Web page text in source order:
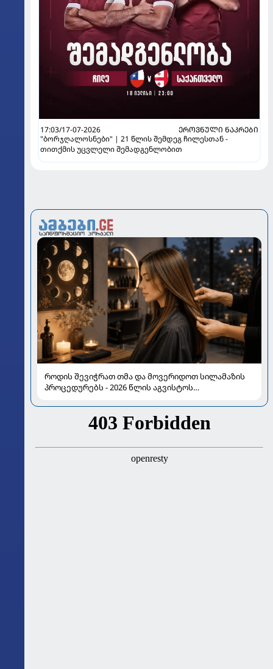
17:03/17-07-2026
ᲔᲠᲝᲕᲜᲣᲚᲘ ᲜᲐᲙᲠᲔᲑᲘ
"ბორჯღალოსნები" | 21 წლის შემდეგ ჩილესთან -
თითქმის უცვლელი შემადგენლობით
როდის შევიჭრათ თმა და მოვერიდოთ სილამაზის
პროცედურებს - 2026 წლის აგვისტოს